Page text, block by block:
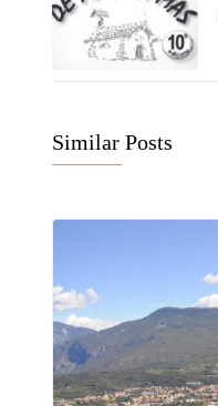
Similar Posts